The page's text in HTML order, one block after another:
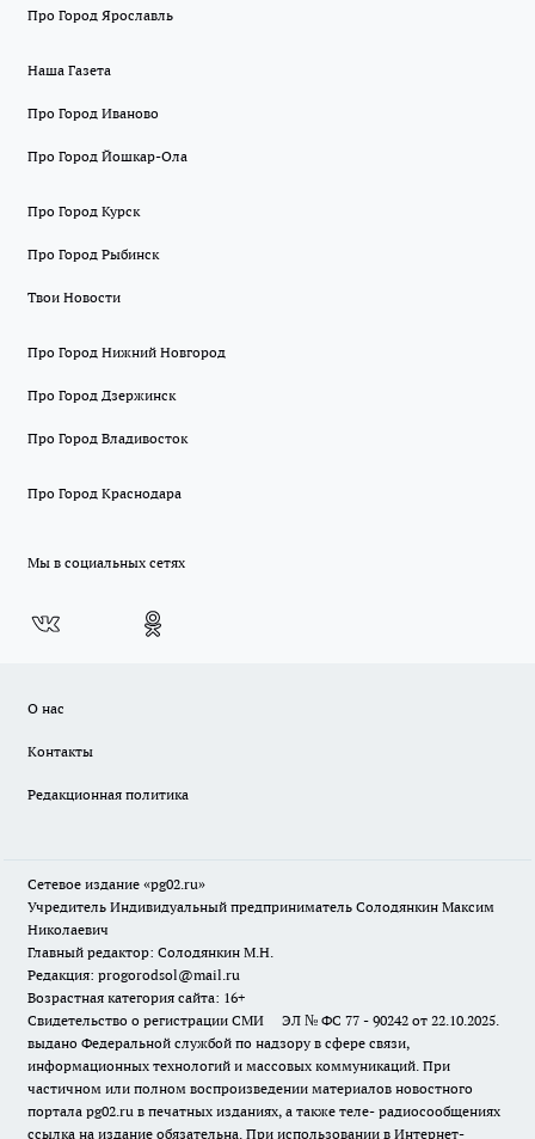
Про Город Ярославль
Наша Газета
Про Город Иваново
Про Город Йошкар-Ола
Про Город Курск
Про Город Рыбинск
Твои Новости
Про Город Нижний Новгород
Про Город Дзержинск
Про Город Владивосток
Про Город Краснодара
Мы в социальных сетях
О нас
Контакты
Редакционная политика
Сетевое издание «pg02.ru»
Учредитель Индивидуальный предприниматель Солодянкин Максим
Николаевич
Главный редактор: Солодянкин М.Н.
Редакция: progorodsol@mail.ru
Возрастная категория сайта: 16+
Свидетельство о регистрации СМИ ЭЛ № ФС 77 - 90242 от 22.10.2025.
выдано Федеральной службой по надзору в сфере связи,
информационных технологий и массовых коммуникаций. При
частичном или полном воспроизведении материалов новостного
портала pg02.ru в печатных изданиях, а также теле- радиосообщениях
ссылка на издание обязательна. При использовании в Интернет-